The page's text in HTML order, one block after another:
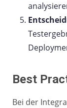
Best
Bei der